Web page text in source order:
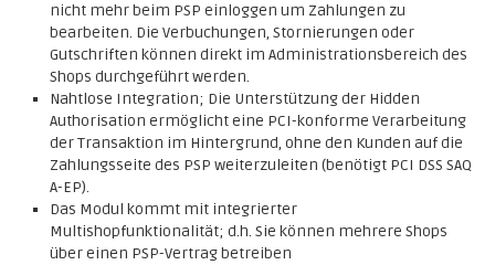
nicht mehr beim PSP einloggen um Zahlungen zu
bearbeiten. Die Verbuchungen, Stornierungen oder
Gutschriften können direkt im Administrationsbereich des
Shops durchgeführt werden.
Nahtlose Integration; Die Unterstützung der Hidden
Authorisation ermöglicht eine PCI-konforme Verarbeitung
der Transaktion im Hintergrund, ohne den Kunden auf die
Zahlungsseite des PSP weiterzuleiten (benötigt PCI DSS SAQ
A-EP).
Das Modul kommt mit integrierter
Multishopfunktionalität; d.h. Sie können mehrere Shops
über einen PSP-Vertrag betreiben